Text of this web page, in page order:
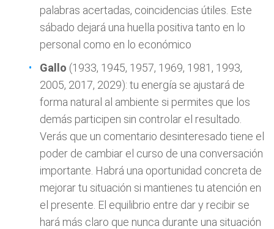
palabras acertadas, coincidencias útiles. Este
sábado dejará una huella positiva tanto en lo
personal como en lo económico
Gallo (1933, 1945, 1957, 1969, 1981, 1993,
2005, 2017, 2029): tu energía se ajustará de
forma natural al ambiente si permites que los
demás participen sin controlar el resultado.
Verás que un comentario desinteresado tiene el
poder de cambiar el curso de una conversación
importante. Habrá una oportunidad concreta de
mejorar tu situación si mantienes tu atención en
el presente. El equilibrio entre dar y recibir se
hará más claro que nunca durante una situación